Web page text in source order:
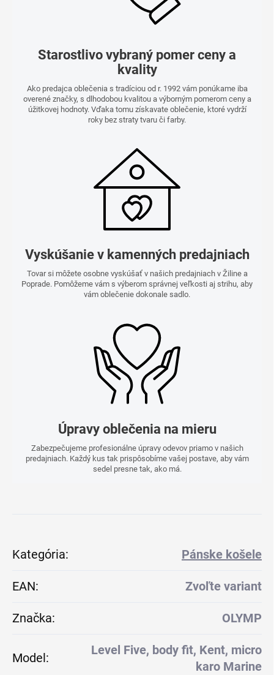
Starostlivo vybraný pomer ceny a
kvality
Ako predajca oblečenia s tradíciou od r. 1992 vám ponúkame iba
overené značky, s dlhodobou kvalitou a výborným pomerom ceny a
úžitkovej hodnoty. Vďaka tomu získavate oblečenie, ktoré vydrží
roky bez straty tvaru či farby.
Vyskúšanie v kamenných predajniach
Tovar si môžete osobne vyskúšať v našich predajniach v Žiline a
Poprade. Pomôžeme vám s výberom správnej veľkosti aj strihu, aby
vám oblečenie dokonale sadlo.
Úpravy oblečenia na mieru
Zabezpečujeme profesionálne úpravy odevov priamo v našich
predajniach. Každý kus tak prispôsobíme vašej postave, aby vám
sedel presne tak, ako má.
Kategória: Pánske košele
EAN: Zvoľte variant
Značka: OLYMP
Model:
Level Five, body fit, Kent, micro
karo Marine